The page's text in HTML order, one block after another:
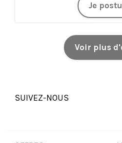
Je
Voir plus
SUIVEZ-NOUS